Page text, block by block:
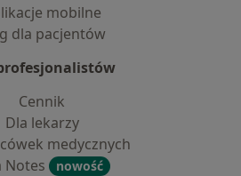
mobilne
dla pacjentów
Cennik
Dla lekarzy
medycznych
Notes
nowość